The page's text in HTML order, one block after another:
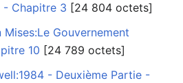
Chapitre 3 ‎[24 804 octets]
Gouvernement
10 ‎[24 789 octets]
- Deuxième Partie -